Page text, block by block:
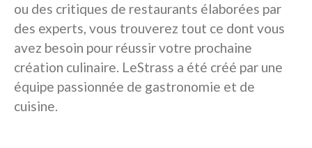
ou des critiques de restaurants élaborées par
des experts, vous trouverez tout ce dont vous
avez besoin pour réussir votre prochaine
création culinaire. LeStrass a été créé par une
équipe passionnée de gastronomie et de
cuisine.